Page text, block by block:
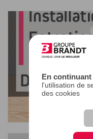
En continuant
l'utilisation de
des cookies